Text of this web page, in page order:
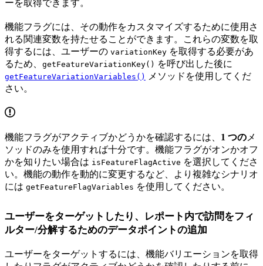
ーを取得できます。
機能フラグには、その動作をカスタマイズするために使用さ
れる関連変数を持たせることができます。これらの変数を取
得するには、ユーザーの variationKey を取得する必要があ
るため、 getFeatureVariationKey() を呼び出した後に
getFeatureVariationVariables()
メソッドを使用してくだ
さい。
機能フラグがアクティブかどうかを確認するには、 1 つの メ
ソッドのみを使用すれば十分です。機能フラグがオンかオフ
かを知りたい場合は isFeatureFlagActive を選択してくださ
い。機能の動作を動的に変更するなど、より複雑なシナリオ
には getFeatureFlagVariables を使用してください。
ユーザーをターゲットしたり、レポート内で訪問をフィ
ルター/分解するためのデータポイントの追加
ユーザーをターゲットするには、機能バリエーションを取得